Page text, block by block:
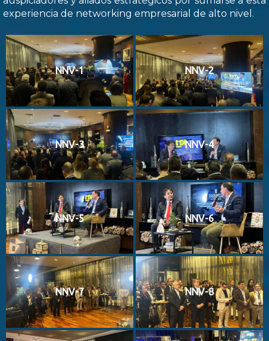
experiencia de networking empresarial de alto nivel.
NNV-1 NNV-2
NNV-3 NNV-4
NNV-5 NNV-6
NNV-7 NNV-8